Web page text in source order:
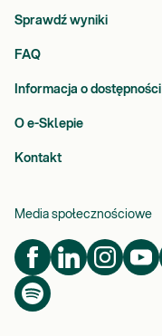
Sprawdź wyniki
FAQ
Informacja o dostępności
O e-Sklepie
Kontakt
Media społecznościowe